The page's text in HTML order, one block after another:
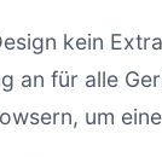
kein
an für alle
um